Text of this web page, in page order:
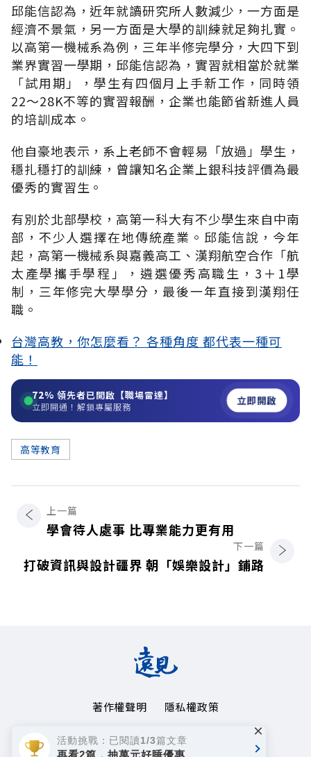
邱能信認為，近年就讀研究所人數減少，一方面是
經濟不景氣，另一方面是大學的訓練就足夠扎實。
以高第一機械系為例，三年半修完學分，大四下到
業界實習一學期，邱能信認為，實習就相當於就業
「試用期」，學生有四個月上手新工作，同時領
22～28K不等的實習報酬，企業也能節省新進人員
的培訓成本。
他自豪地表示，系上老師不會輕易「放過」學生，
穩扎穩打的訓練，曾讓知名企業上銀科技評價為最
優秀的實習生。
有別於北部學校，高第一科大有不少學生來自中南
部，不少人選擇在地傳統產業。邱能信說，今年
起，高第一機械系與嘉義高工、漢翔航空合作「航
太產學攜手學程」，遴選優秀高職生，3＋1學
制，三年修完大學學分，最後一年直接到漢翔任
職。
台灣高教，你怎麼看？ 各種角度 都代表一種可
能！
72% 領先者已開啟【職場雷達】
立即開通！解鎖專屬服務 立即開啟
高等教育
上一篇
學會待人處事 比專業能力更有用
下一篇
打破資訊與設計疆界 朝「娛樂設計」鋪路
著作權聲明
隱私權政策
Copyright© 1999~2026
遠見天下文化事業群. All rights reserved.
活動挑戰：已閱讀1/3篇文章
再看2篇，抽萬元好睡優惠
×